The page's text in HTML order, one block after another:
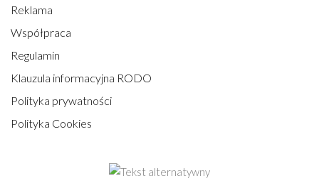
Reklama
Współpraca
Regulamin
Klauzula informacyjna RODO
Polityka prywatności
Polityka Cookies